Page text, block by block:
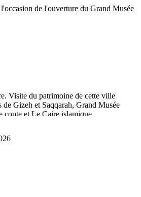
de l'ouverture du Grand Musée
Visite du patrimoine de cette ville
Gizeh et Saqqarah, Grand Musée
et Le Caire islamique.